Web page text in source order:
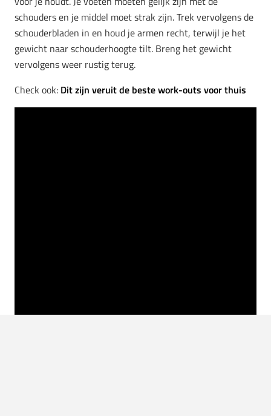
schouders en je middel moet strak zijn. Trek vervolgens de
schouderbladen in en houd je armen recht, terwijl je het
gewicht naar schouderhoogte tilt. Breng het gewicht
vervolgens weer rustig terug.
Check ook: Dit zijn veruit de beste work-outs voor thuis